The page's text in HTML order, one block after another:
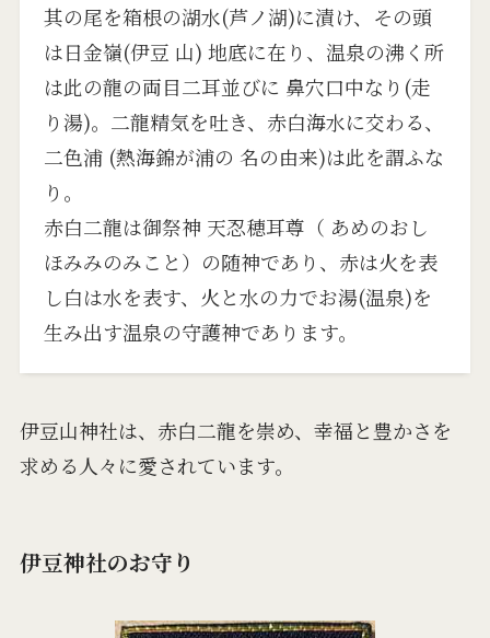
其の尾を箱根の湖水(芦ノ湖)に漬け、その頭
は日金嶺(伊豆 山) 地底に在り、温泉の沸く所
は此の龍の両目二耳並びに 鼻穴口中なり(走
り湯)。二龍精気を吐き、赤白海水に交わる、
二色浦 (熱海錦が浦の 名の由来)は此を謂ふな
り。
赤白二龍は御祭神 天忍穂耳尊（ あめのおし
ほみみのみこと）の随神であり、赤は火を表
し白は水を表す、火と水の力でお湯(温泉)を
生み出す温泉の守護神であります。
伊豆山神社は、赤白二龍を崇め、幸福と豊かさを
求める人々に愛されています。
伊豆神社のお守り